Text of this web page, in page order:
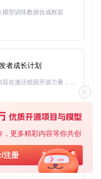
更多精彩内容等你共创
注册
10Mbps
加编码线程数
季度推出重大更新，包
率
接稳定性
游戏体验
型训练数据合成框架
者成长计划
「源启盛夏」暑期校园开发者成长计划旨在激活校园开源力量，通过积分激励、认证扶持、资源倾斜等形式，引导高校组织和开发者完成「入驻 — 建项目 — 做贡献 — 获认证 — 得资源」的完整闭环。无论你是想带领社团入驻平台的组织者，还是希望用代码贡献证明自己的开发者，都能在这里找到属于你的成长路径。
基于Python的Xiaozhi AI，适用于想要完整Xiaozhi体验而无需拥有专用硬件的用户。